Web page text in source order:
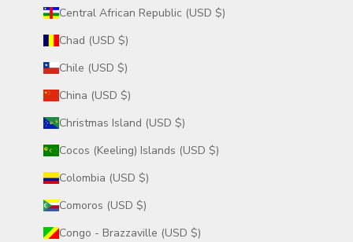
Central African Republic (USD $)
Chad (USD $)
Chile (USD $)
China (USD $)
Christmas Island (USD $)
Cocos (Keeling) Islands (USD $)
Colombia (USD $)
Comoros (USD $)
Congo - Brazzaville (USD $)